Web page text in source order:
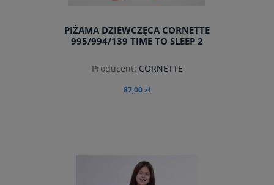
PIŻAMA DZIEWCZĘCA CORNETTE
995/994/139 TIME TO SLEEP 2
Producent: CORNETTE
87,00 zł
do koszyka